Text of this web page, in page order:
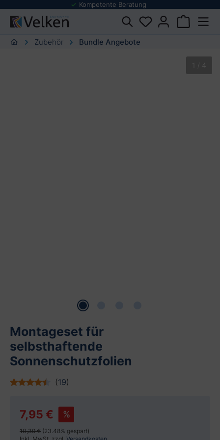
Kompetente Beratung
Zubehör Bundle Angebote
1 / 4
Montageset für
selbsthaftende
Sonnenschutzfolien
(19)
7,95 € %
10,39 € (23.48% gespart)